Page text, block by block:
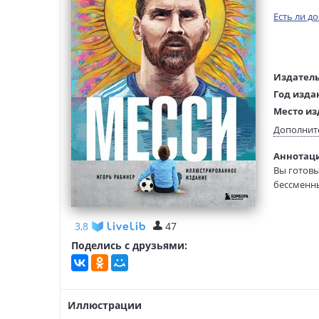
3,8
47
Поделись с друзьями:
Есть ли
Год
Место
Возраст:
Тип
Вы
Иллюстрации